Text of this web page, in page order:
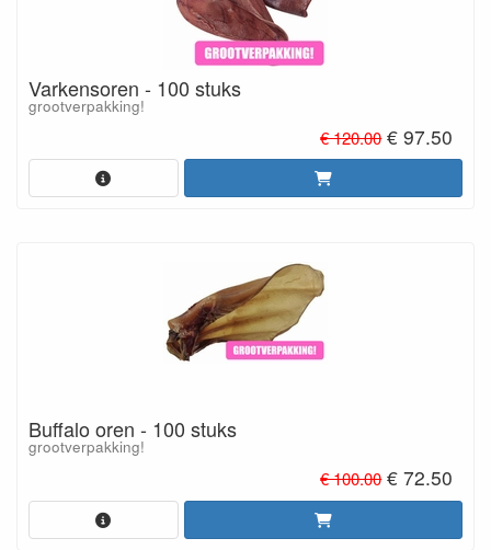
Varkensoren - 100 stuks
grootverpakking!
€ 120.00€ 97.50
Buffalo oren - 100 stuks
grootverpakking!
€ 100.00€ 72.50